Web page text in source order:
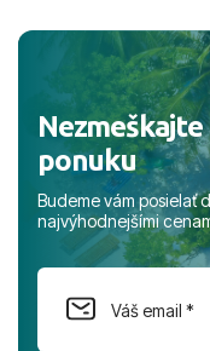
ponuku
Budeme vám posielať
najvýhodnejšími